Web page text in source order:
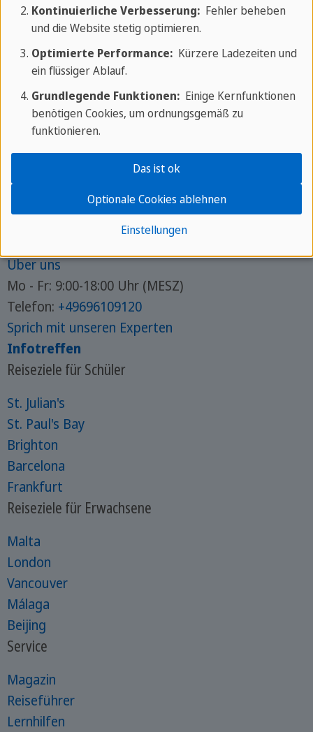
Über uns
Mo - Fr: 9:00-18:00 Uhr (MESZ)
Telefon: +49696109120
Sprich mit unseren Experten
Infotreffen
Reiseziele für Schüler
St. Julian's
St. Paul's Bay
Brighton
Barcelona
Frankfurt
Reiseziele für Erwachsene
Malta
London
Vancouver
Málaga
Beijing
Service
Magazin
Reiseführer
Lernhilfen
Kontinuierliche Verbesserung:Fehler beheben
und die Website stetig optimieren.
Optimierte Performance:Kürzere Ladezeiten und
ein flüssiger Ablauf.
Grundlegende Funktionen:Einige Kernfunktionen
benötigen Cookies, um ordnungsgemäß zu
funktionieren.
Einstellungen
Optionale Cookies ablehnen
Das ist ok